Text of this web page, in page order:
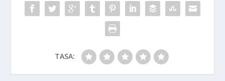
TASA: